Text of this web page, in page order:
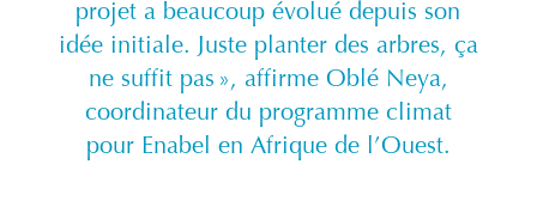
projet a beaucoup évolué depuis son
idée initiale. Juste planter des arbres, ça
ne suffit pas », affirme Oblé Neya,
coordinateur du programme climat
pour Enabel en Afrique de l’Ouest.